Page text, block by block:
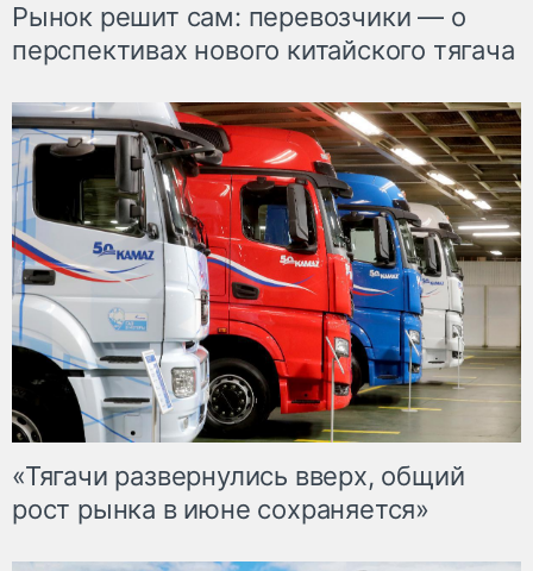
Рынок решит сам: перевозчики — о
перспективах нового китайского тягача
«Тягачи развернулись вверх, общий
рост рынка в июне сохраняется»